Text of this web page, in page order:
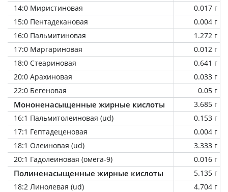
14:0 Миристиновая
0.017 г
15:0 Пентадекановая
0.004 г
16:0 Пальмитиновая
1.272 г
17:0 Маргариновая
0.012 г
18:0 Стеариновая
0.641 г
20:0 Арахиновая
0.033 г
22:0 Бегеновая
0.05 г
Мононенасыщенные жирные кислоты
3.685 г
16:1 Пальмитолеиновая (ud)
0.153 г
17:1 Гептадеценовая
0.004 г
18:1 Олеиновая (ud)
3.333 г
20:1 Гадолеиновая (омега-9)
0.016 г
Полиненасыщенные жирные кислоты
5.135 г
18:2 Линолевая (ud)
4.704 г